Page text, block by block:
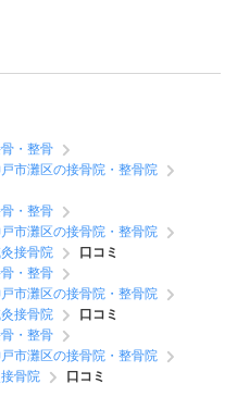
・整骨
市灘区の接骨院・整骨院
・整骨
市灘区の接骨院・整骨院
接骨院
口コミ
・整骨
市灘区の接骨院・整骨院
接骨院
口コミ
・整骨
市灘区の接骨院・整骨院
骨院 口コミ